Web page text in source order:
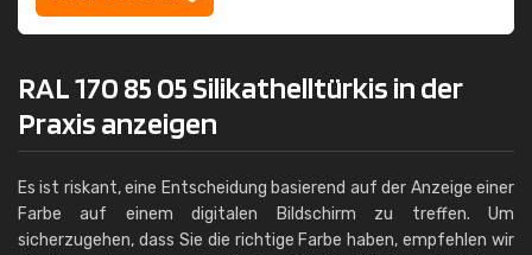
RAL 170 85 05 Silikathelltürkis in der
Praxis anzeigen
Es ist riskant, eine Entscheidung basierend auf der Anzeige einer
Farbe auf einem digitalen Bildschirm zu treffen. Um
sicherzugehen, dass Sie die richtige Farbe haben, empfehlen wir